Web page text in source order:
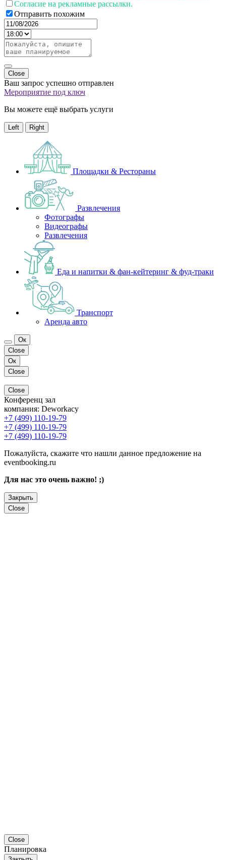
Согласие на рекламные рассылки.
Отправить похожим
Close
Ваш запрос успешно отправлен
Мероприятие под ключ
Вы можете ещё выбрать услуги
Left Right
Площадки & Рестораны
Развлечения
Фотографы
Видеографы
Развлечения
Еда и напитки & фан-кейтеринг & фуд-траки
Транспорт
Аренда авто
Ок
Close
Ок
Close
Close
Конференц зал
компания: Deworkacy
+7 (499) 110-19-79
+7 (499) 110-19-79
+7 (499) 110-19-79
Пожалуйста, скажите что нашли данное предложение на
eventbooking.ru
Для нас это очень важно! ;)
Закрыть
Close
Close
Планировка